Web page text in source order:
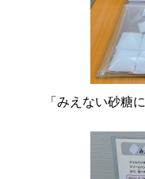
「みえない砂糖